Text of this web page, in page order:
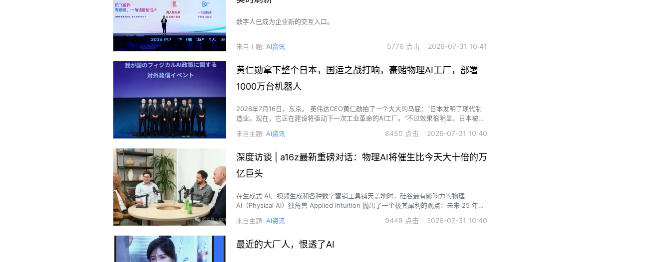
数字人已成为企业新的交互入口。
来自主题: AI资讯 5776 点击 2026-07-31 10:41
黄仁勋拿下整个日本，国运之战打响，豪赌物理AI工厂，部署
1000万台机器人
2026年7月16日，东京。 英伟达CEO黄仁勋拍了一个大大的马屁："日本发明了现代制
造业。现在，它正在建设将驱动下一次工业革命的AI工厂。"不过效果很明显，日本被彻
民币）。
来自主题: AI资讯 8450 点击 2026-07-31 10:40
深度访谈 | a16z最新重磅对话：物理AI将催生比今天大十倍的万
亿巨头
在生成式 AI、视频生成和各种数字营销工具铺天盖地时，硅谷最有影响力的物理
AI（Physical AI）独角兽 Applied Intuition 抛出了一个极其犀利的观点：未来 25 年，
巨头。
来自主题: AI资讯 9448 点击 2026-07-31 10:40
最近的大厂人，恨透了AI